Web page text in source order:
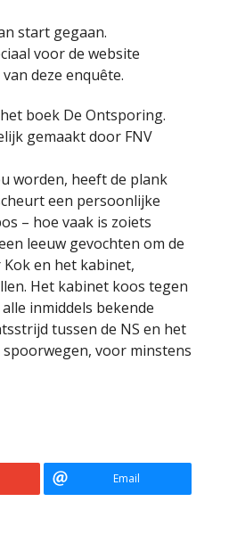
start gegaan.
voor de website
deze enquête.
boek De Ontsporing.
gemaakt door FNV
worden, heeft de plank
een persoonlijke
– hoe vaak is zoiets
leeuw gevochten om de
Kok en het kabinet,
Het kabinet koos tegen
inmiddels bekende
tussen de NS en het
voor minstens
Email